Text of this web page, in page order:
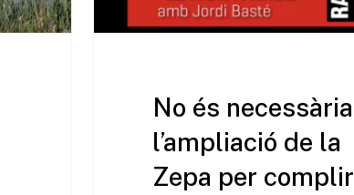
No és necessària
l’ampliació de la
Zepa per complir